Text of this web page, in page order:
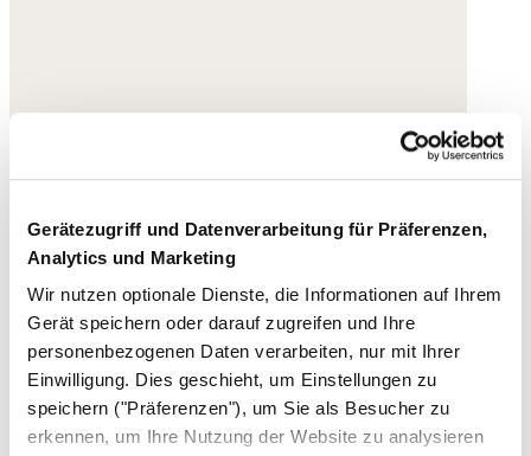
Gerätezugriff und Datenverarbeitung für Präferenzen,
Analytics und Marketing
Wir nutzen optionale Dienste, die Informationen auf Ihrem
Gerät speichern oder darauf zugreifen und Ihre
personenbezogenen Daten verarbeiten, nur mit Ihrer
Einwilligung. Dies geschieht, um Einstellungen zu
speichern ("Präferenzen"), um Sie als Besucher zu
erkennen, um Ihre Nutzung der Website zu analysieren